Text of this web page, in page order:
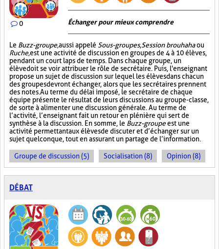
0 Échanger pour mieux comprendre
Le Buzz-groupe,aussi appelé Sous-groupes,Session brouhahaou
Ruche,est une activité de discussion en groupes de 4 à 10 élèves,
pendant un court laps de temps. Dans chaque groupe, un
élève doit se voir attribuer le rôle de secrétaire. Puis, l'enseignant
propose un sujet de discussion sur lequel les élèves dans chacun
des groupes devront échanger, alors que les secrétaires prennent
des notes. Au terme du délai imposé, le secrétaire de chaque
équipe présente le résultat de leurs discussions au groupe-classe,
de sorte à alimenter une discussion générale. Au terme de
l’activité, l’enseignant fait un retour en plénière qui sert de
synthèse à la discussion. En somme, le Buzz-groupeest une
activité permettant aux élèves de discuter et d’échanger sur un
sujet quelconque, tout en assurant un partage de l’information.
Groupe de discussion (5) Socialisation (8) Opinion (8)
DÉBAT